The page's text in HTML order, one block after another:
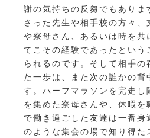
謝の気持ちの反芻でもあり
さった先生や相手校の方々
や寮母さん、あるいは時を共
てこその経験であったとい
られるのです。そして相手
た一歩は、また次の誰かの背
す。ハーフマラソンを完走し
を集めた寮母さんや、休暇
で働き過ごした友達は一番身
のような集会の場で知り得た